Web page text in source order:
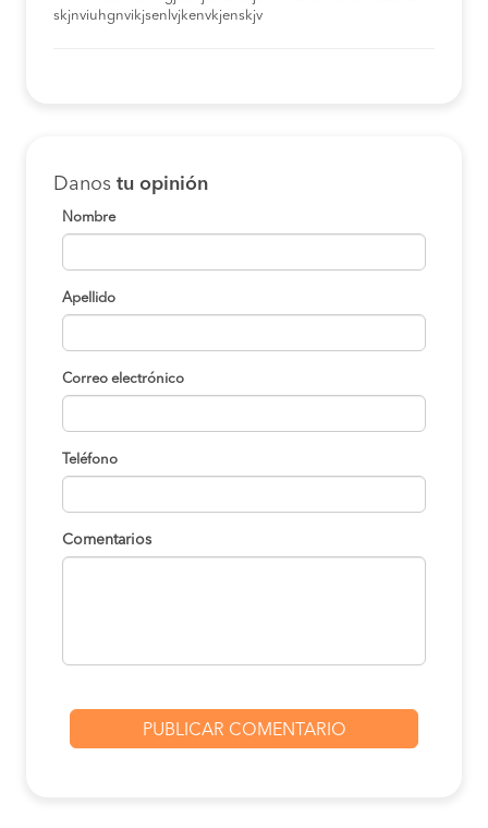
skjnviuhgnvikjsenlvjkenvkjenskjv
Danos tu opinión
Nombre
Apellido
Correo electrónico
Teléfono
Comentarios